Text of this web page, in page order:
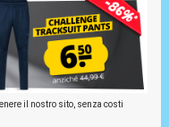
il nostro sito, senza costi